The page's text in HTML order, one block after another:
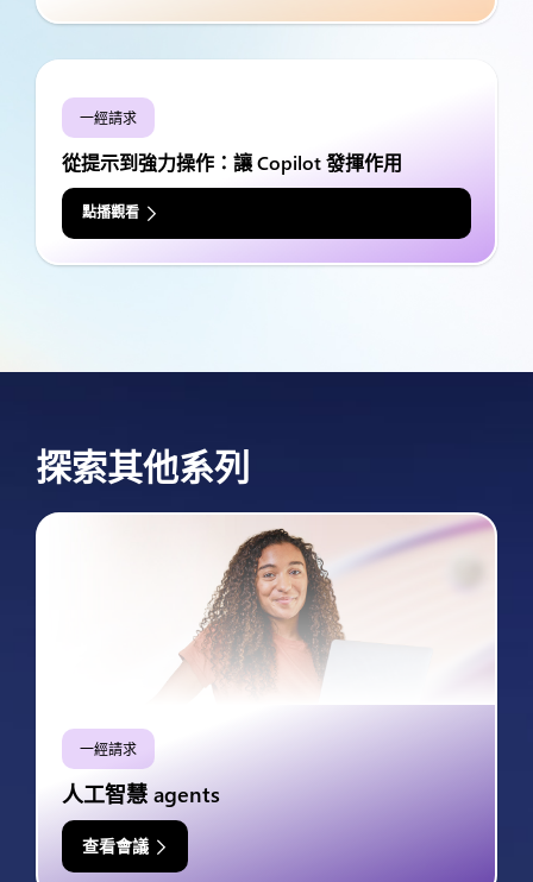
一經請求
從提示到強力操作：讓 Copilot 發揮作用
點播觀看
探索其他系列
一經請求
人工智慧 agents
查看會議